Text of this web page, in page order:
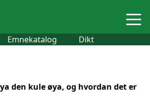
Emnekatalog Dikt
den kule øya, og hvordan det er